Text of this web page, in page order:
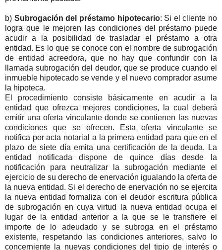
b) Subrogación del préstamo hipotecario: Si el cliente no
logra que le mejoren las condiciones del préstamo puede
acudir a la posibilidad de trasladar el préstamo a otra
entidad. Es lo que se conoce con el nombre de subrogación
de entidad acreedora, que no hay que confundir con la
llamada subrogación del deudor, que se produce cuando el
inmueble hipotecado se vende y el nuevo comprador asume
la hipoteca.
El procedimiento consiste básicamente en acudir a la
entidad que ofrezca mejores condiciones, la cual deberá
emitir una oferta vinculante donde se contienen las nuevas
condiciones que se ofrecen. Esta oferta vinculante se
notifica por acta notarial a la primera entidad para que en el
plazo de siete día emita una certificación de la deuda. La
entidad notificada dispone de quince días desde la
notificación para neutralizar la subrogación mediante el
ejercicio de su derecho de enervación igualando la oferta de
la nueva entidad. Si el derecho de enervación no se ejercita
la nueva entidad formaliza con el deudor escritura pública
de subrogación en cuya virtud la nueva entidad ocupa el
lugar de la entidad anterior a la que se le transfiere el
importe de lo adeudado y se subroga en el préstamo
existente, respetando las condiciones anteriores, salvo lo
concerniente la nuevas condiciones del tipio de interés o